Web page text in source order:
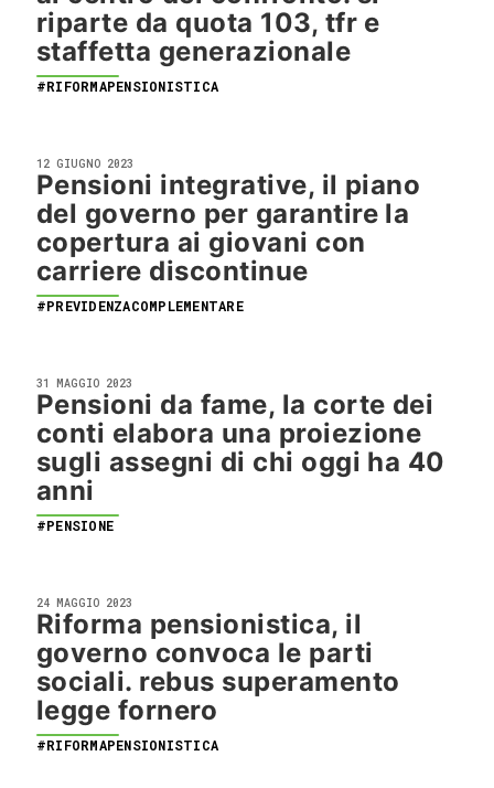
riparte da quota 103, tfr e
staffetta generazionale
#RIFORMAPENSIONISTICA
12 GIUGNO 2023
Pensioni integrative, il piano
del governo per garantire la
copertura ai giovani con
carriere discontinue
#PREVIDENZACOMPLEMENTARE
31 MAGGIO 2023
Pensioni da fame, la corte dei
conti elabora una proiezione
sugli assegni di chi oggi ha 40
anni
#PENSIONE
24 MAGGIO 2023
Riforma pensionistica, il
governo convoca le parti
sociali. rebus superamento
legge fornero
#RIFORMAPENSIONISTICA